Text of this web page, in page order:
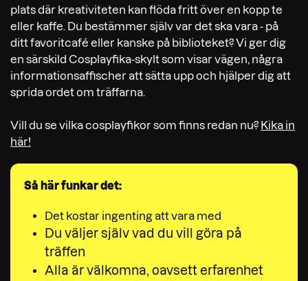
plats där kreativiteten kan flöda fritt över en kopp te
eller kaffe. Du bestämmer själv var det ska vara - på
ditt favoritcafé eller kanske på biblioteket? Vi ger dig
en särskild Cosplayfika-skylt som visar vägen, några
informationsaffischer att sätta upp och hjälper dig att
sprida ordet om träffarna.
Vill du se vilka cosplayfikor som finns redan nu? Kika in
här!
Så här funkar det:
Det kostar ingenting att vara med
Du väljer själv vad du vill göra på
träffen
Alla är välkomna, oavsett erfarenhet